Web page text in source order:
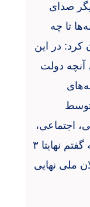
صدای
تا چه
کرد: در این
دولت
توسط
اجتماعی،
علمی و غیره است تا همانطور که گفتم نهایتا ۳
ملی نهایی